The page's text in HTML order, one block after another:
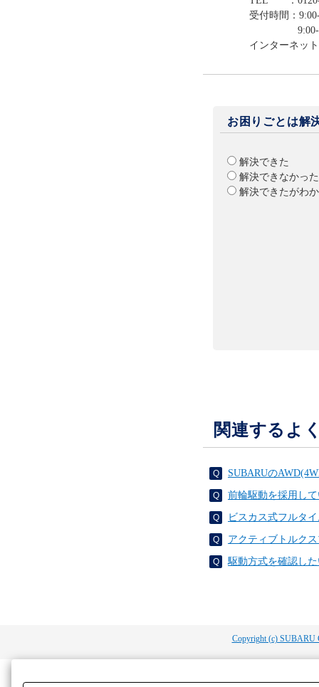
受付時間：
9:00-12:00
インターネッ
お困りごとは解
解決できた
解決できなかった
解決できたがわ
関連するよ
SUBARUの
前輪駆動を採用し
ビスカス式フルタ
アクティブトルク
駆動方式を確認し
Copyright (c) SUBARU